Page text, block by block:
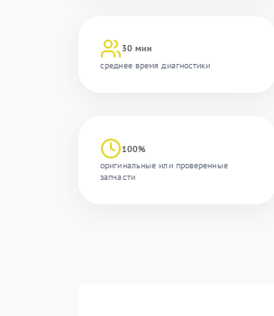
30 мин
среднее время диагностики
100%
оригинальные или проверенные
запчасти